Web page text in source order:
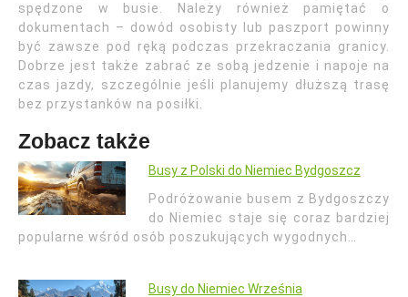
spędzone w busie. Należy również pamiętać o
dokumentach – dowód osobisty lub paszport powinny
być zawsze pod ręką podczas przekraczania granicy.
Dobrze jest także zabrać ze sobą jedzenie i napoje na
czas jazdy, szczególnie jeśli planujemy dłuższą trasę
bez przystanków na posiłki.
Zobacz także
Busy z Polski do Niemiec Bydgoszcz
Podróżowanie busem z Bydgoszczy
do Niemiec staje się coraz bardziej
popularne wśród osób poszukujących wygodnych…
Busy do Niemiec Września